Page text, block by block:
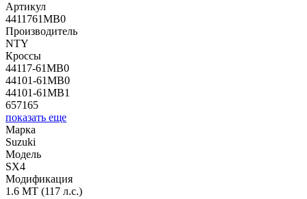
Артикул
4411761MB0
Производитель
NTY
Кроссы
44117-61MB0
44101-61MB0
44101-61MB1
657165
показать еще
Марка
Suzuki
Модель
SX4
Модификация
1.6 MT (117 л.с.)